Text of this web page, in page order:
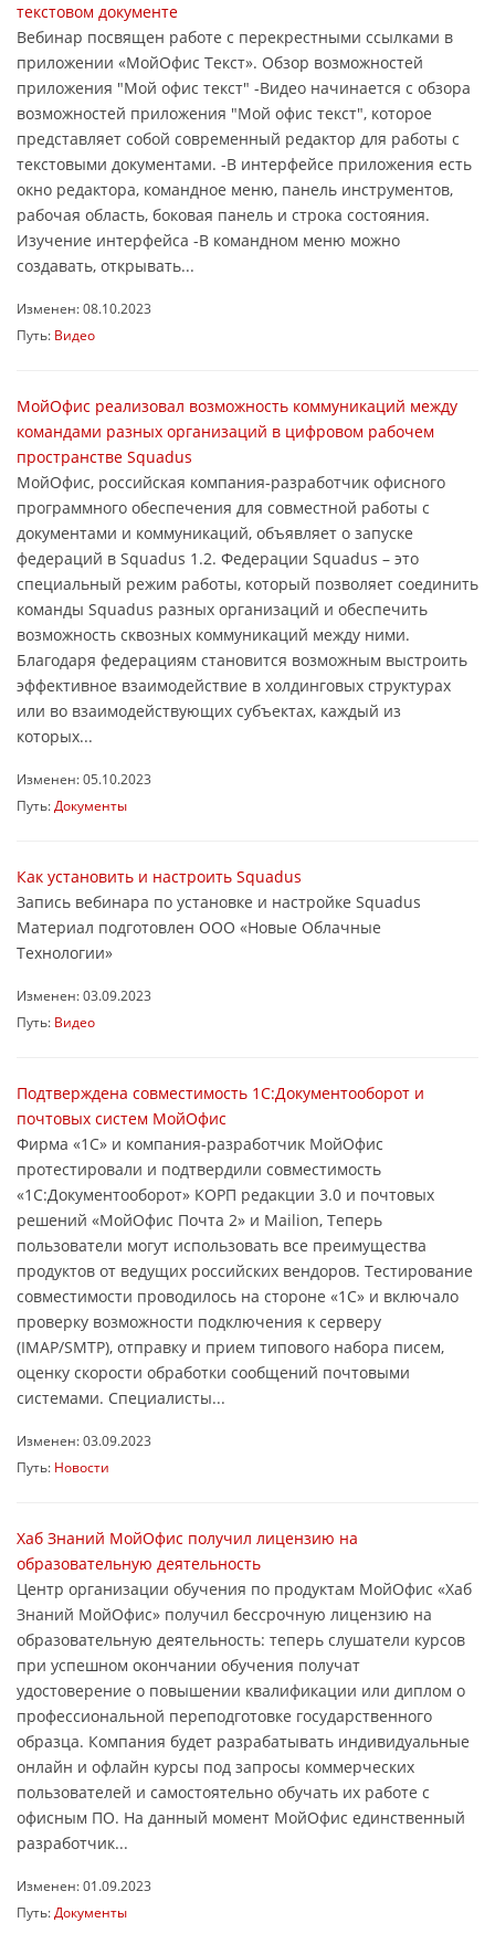
текстовом документе
Вебинар посвящен работе с перекрестными ссылками в
приложении «МойОфис Текст». Обзор возможностей
приложения "Мой офис текст" -Видео начинается с обзора
возможностей приложения "Мой офис текст", которое
представляет собой современный редактор для работы с
текстовыми документами. -В интерфейсе приложения есть
окно редактора, командное меню, панель инструментов,
рабочая область, боковая панель и строка состояния.
Изучение интерфейса -В командном меню можно
создавать, открывать...
Изменен: 08.10.2023
Путь: Видео
МойОфис реализовал возможность коммуникаций между
командами разных организаций в цифровом рабочем
пространстве Squadus
МойОфис, российская компания-разработчик офисного
программного обеспечения для совместной работы с
документами и коммуникаций, объявляет о запуске
федераций в Squadus 1.2. Федерации Squadus – это
специальный режим работы, который позволяет соединить
команды Squadus разных организаций и обеспечить
возможность сквозных коммуникаций между ними.
Благодаря федерациям становится возможным выстроить
эффективное взаимодействие в холдинговых структурах
или во взаимодействующих субъектах, каждый из
которых...
Изменен: 05.10.2023
Путь: Документы
Как установить и настроить Squadus
Запись вебинара по установке и настройке Squadus
Материал подготовлен ООО «Новые Облачные
Технологии»
Изменен: 03.09.2023
Путь: Видео
Подтверждена совместимость 1С:Документооборот и
почтовых систем МойОфис
Фирма «1С» и компания-разработчик МойОфис
протестировали и подтвердили совместимость
«1С:Документооборот» КОРП редакции 3.0 и почтовых
решений «МойОфис Почта 2» и Mailion, Теперь
пользователи могут использовать все преимущества
продуктов от ведущих российских вендоров. Тестирование
совместимости проводилось на стороне «1С» и включало
проверку возможности подключения к серверу
(IMAP/SMTP), отправку и прием типового набора писем,
оценку скорости обработки сообщений почтовыми
системами. Специалисты...
Изменен: 03.09.2023
Путь: Новости
Хаб Знаний МойОфис получил лицензию на
образовательную деятельность
Центр организации обучения по продуктам МойОфис «Хаб
Знаний МойОфис» получил бессрочную лицензию на
образовательную деятельность: теперь слушатели курсов
при успешном окончании обучения получат
удостоверение о повышении квалификации или диплом о
профессиональной переподготовке государственного
образца. Компания будет разрабатывать индивидуальные
онлайн и офлайн курсы под запросы коммерческих
пользователей и самостоятельно обучать их работе с
офисным ПО. На данный момент МойОфис единственный
разработчик...
Изменен: 01.09.2023
Путь: Документы